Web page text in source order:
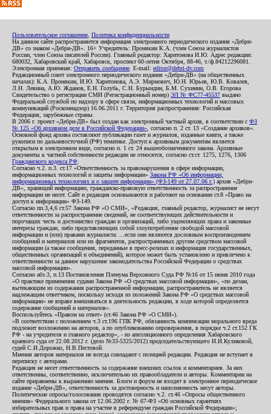
Пользовательское соглашение Политика конфиденциальности
На данном сайте распространяется информация электронного периодического издания «Дебри-
ДВ» со знаком «Дебри-ДВ». 16+ Учредитель: Пронякин К.А. (член Союза журналистов
России, член Союза писателей России). Главный редактор: Харитонова И.Ю. Адрес редакции:
680032, Хабаровский край, Хабаровск, проспект 60-летия Октября, 88-46, т./ф.84212296081.
Электронная приемная: Отправить сообщение . E-mail: editor@debri-dv.com
Редакционный совет электронного периодического издания «Дебри-ДВ» (на общественных
началах): К.А. Пронякин, И.Ю. Харитонова, А.Э. Мирмович, Ю.Н. Юрьев, Ю.В. Ковалев,
Л.Н. Левина, А.Ю. Жданов, Е.Н. Голубь, С.Н. Бурындин, Б.М. Сухинин, О.В. Егорова
Свидетельство о регистрации СМИ (Регистрационный номер) ЭЛ № ФС77-45537 выдано
Федеральной службой по надзору в сфере связи, информационных технологий и массовых
коммуникаций (Роскомнадзор) 16.06.2011 г. Территория распространения: Российская
Федерация, зарубежные страны.
В 2006 г. проект «Дебри-ДВ» был создан как электронный частный архив, в соответствии с ФЗ
№ 125 «Об архивном деле в Российской Федерации» , согласно п. 2 ст. 13 «Создание архивов».
Основной фонд архива составляют публикации газет и журналов, изданные книги, а также
рукописи по дальневосточной (РФ) тематике. Доступ к архивным документам является
открытым в электронном виде, согласно п. 1 ст. 24 вышеобозначенного закона. Архивные
документы к частной собственности редакции не относятся, согласно ст.ст. 1275, 1276, 1306
Гражданского кодекса РФ
Согласно ч.2. п.3. ст.17 «Ответственность за правонарушения в сфере информации,
информационных технологий и защиты информации» Закона РФ «Об информации,
информационных технологиях и о защите информации» (ФЗ-149 от 27.07.06 г.) архив «Дебри-
ДВ», хранящий информацию, гражданско-правовую ответственность за распространение
информации не несет. Сайт и редакция основываются и работают на основании ст.8 «Право на
доступ к информации» ФЗ-149.
Согласно пп.3,4,6 ст.57 Закона РФ «О СМИ», «Редакция, главный редактор, журналист не несут
ответственности за распространение сведений, не соответствующих действительности и
порочащих честь и достоинство граждан и организаций, либо ущемляющих права и законные
интересы граждан, либо представляющих собой злоупотребление свободой массовой
информации и (или) правами журналиста: ...если они являются дословным воспроизведением
сообщений и материалов или их фрагментов, распространенных другим средством массовой
информации (а также сообщения, переданные в пресс-релизах и информация государственных,
общественных организаций и объединений), которое может быть установлено и привлечено к
ответственности за данное нарушение законодательства Российской Федерации о средствах
массовой информации».
Согласно абз.3, п.13 Постановления Пленума Верховного Суда РФ №16 от 15 июня 2010 года
«О практике применения судами Закона РФ «О средствах массовой информации», «по делам,
вытекающим из содержания распространенной информации, распространитель не является
надлежащим ответчиком, поскольку исходя из положений Закона РФ «О средствах массовой
информации» не вправе вмешиваться в деятельность редакции, в ходе которой определяется
содержание сообщений и материалов».
Воспользуйтесь «Правом на ответ» (ст.46 Закона РФ «О СМИ»).
«В соответствии с положением ч.3 ст.196 ГПК РФ, обязанность компенсации морального вреда
подлежит возложению на авторов, а по опубликованию опровержения, в порядке ч.2 ст.152 ГК
РФ - на учредителя и главного редактор», - из апелляционного определения Хабаровского
краевого суда от 22.08.2012 г. (дело №33-5325/2012) председательствующего И.И.Куликовой,
судей С.И.Дорожко, Н.В.Пестовой.
Мнения авторов материалов не всегда совпадают с позицией редакции. Редакция не вступает в
переписку с авторами.
Редакция не несет ответственность за содержание внешних ссылок и комментариев. За них
ответственны, соответственно, исключительно их правообладатели и авторы. Комментарии на
сайте приравнены к выражению мнения. Блоги и форум не входят в электронное периодическое
издание «Дебри-ДВ», ответственность за достоверность и наполняемость несут авторы.
Политические опросы/голосования проводятся согласно ч.2. ст.46 «Опросы общественного
мнения» Федерального закона от 12.06.2002 г. № 67-ФЗ «Об основных гарантиях
избирательных прав и права на участие в референдуме граждан Российской Федерации»;